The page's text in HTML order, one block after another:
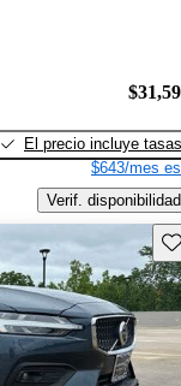
El precio incluye tasas
$643/mes
Verif. disponibilidad